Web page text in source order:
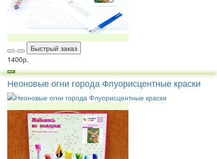
Быстрый заказ
1400р.
Неоновые огни города Флуорисцентные краски